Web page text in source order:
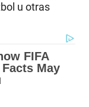
u otras